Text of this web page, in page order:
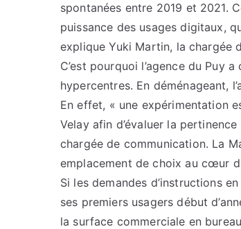
spontanées entre 2019 et 2021.
puissance des usages digitaux,
explique Yuki Martin, la chargée
C’est pourquoi l’agence du Puy
hypercentres. En déménageant,
En effet, « une expérimentation
Velay afin d’évaluer la
chargée de communication. La
emplacement de choix au cœur
Si les demandes d’instructions
ses premiers usagers début
la surface commerciale en